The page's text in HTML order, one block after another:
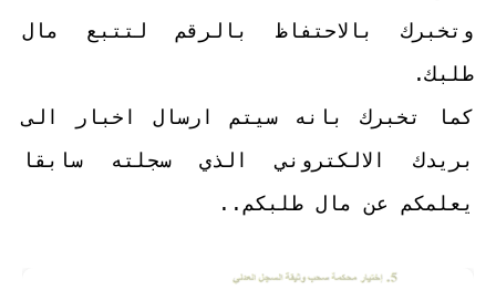
وتخبرك بالاحتفاظ بالرقم لتتبع مال
طلبك.
كما تخبرك بانه سيتم ارسال اخبار الى
بريدك الالكتروني الذي سجلته سابقا
يعلمكم عن مال طلبكم..